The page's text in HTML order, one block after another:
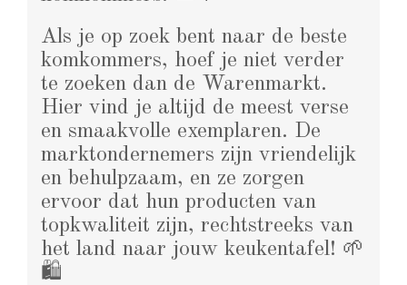
Als je op zoek bent naar de beste
komkommers, hoef je niet verder
te zoeken dan de Warenmarkt.
Hier vind je altijd de meest verse
en smaakvolle exemplaren. De
marktondernemers zijn vriendelijk
en behulpzaam, en ze zorgen
ervoor dat hun producten van
topkwaliteit zijn, rechtstreeks van
het land naar jouw keukentafel! 🌱
🛍️